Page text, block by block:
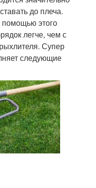
до плеча.
помощью этого
легче, чем с
Супер
следующие